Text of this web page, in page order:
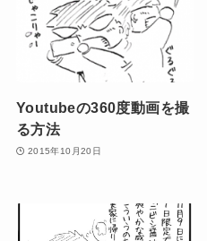
Youtubeの360度動画を撮
る方法
2015年10月20日